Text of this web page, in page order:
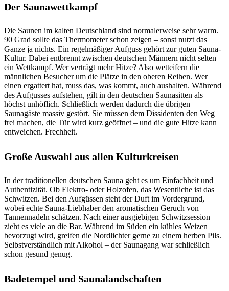
Der Saunawettkampf
Die Saunen im kalten Deutschland sind normalerweise sehr warm.
90 Grad sollte das Thermometer schon zeigen – sonst nutzt das
Ganze ja nichts. Ein regelmäßiger Aufguss gehört zur guten Sauna-
Kultur. Dabei entbrennt zwischen deutschen Männern nicht selten
ein Wettkampf. Wer verträgt mehr Hitze? Also wetteifern die
männlichen Besucher um die Plätze in den oberen Reihen. Wer
einen ergattert hat, muss das, was kommt, auch aushalten. Während
des Aufgusses aufstehen, gilt in den deutschen Saunasitten als
höchst unhöflich. Schließlich werden dadurch die übrigen
Saunagäste massiv gestört. Sie müssen dem Dissidenten den Weg
frei machen, die Tür wird kurz geöffnet – und die gute Hitze kann
entweichen. Frechheit.
Große Auswahl aus allen Kulturkreisen
In der traditionellen deutschen Sauna geht es um Einfachheit und
Authentizität. Ob Elektro- oder Holzofen, das Wesentliche ist das
Schwitzen. Bei den Aufgüssen steht der Duft im Vordergrund,
wobei echte Sauna-Liebhaber den aromatischen Geruch von
Tannennadeln schätzen. Nach einer ausgiebigen Schwitzsession
zieht es viele an die Bar. Während im Süden ein kühles Weizen
bevorzugt wird, greifen die Nordlichter gerne zu einem herben Pils.
Selbstverständlich mit Alkohol – der Saunagang war schließlich
schon gesund genug.
Badetempel und Saunalandschaften